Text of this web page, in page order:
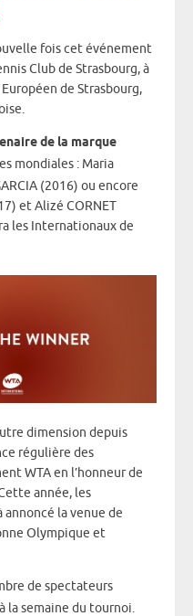
fois cet événement
Club de Strasbourg, à
de Strasbourg,
de la marque
mondiales : Maria
(2016) ou encore
et Alizé CORNET
les Internationaux de
dimension depuis
régulière des
WTA en l’honneur de
année, les
annoncé la venue de
Olympique et
de spectateurs
la semaine du tournoi.